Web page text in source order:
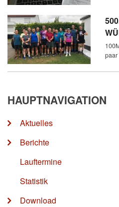
HAUPTNAVIGATION
Aktuelles
Berichte
Lauftermine
Statistik
Download